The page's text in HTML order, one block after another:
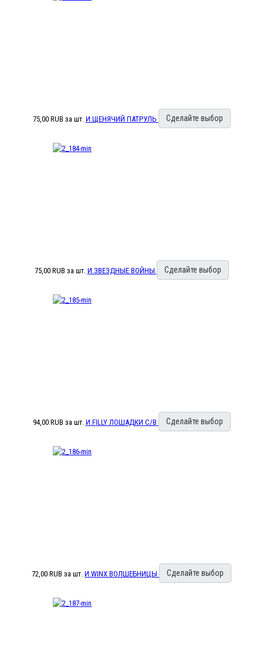
75,00 RUB за шт. И.ЩЕНЯЧИЙ ПАТРУЛЬ Сделайте выбор
75,00 RUB за шт. И.ЗВЕЗДНЫЕ ВОЙНЫ Сделайте выбор
94,00 RUB за шт. И.FILLY ЛОШАДКИ С/В Сделайте выбор
72,00 RUB за шт. И.WINX ВОЛШЕБНИЦЫ Сделайте выбор